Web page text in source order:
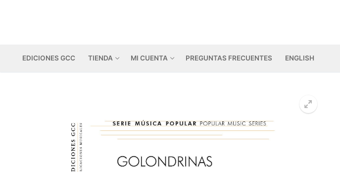
EDICIONES GCC TIENDA MI CUENTA PREGUNTAS FRECUENTES ENGLISH